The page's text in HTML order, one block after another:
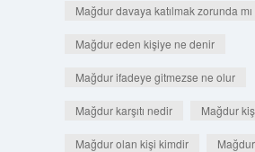
Mağdur davaya katılmak zorunda mı
Mağdur eden kişiye ne denir
Mağdur ifadeye gitmezse ne olur
Mağdur karşıtı nedir Mağdur
Mağdur olan kişi kimdir